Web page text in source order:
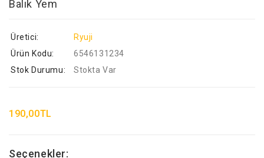
Balık Yem
Üretici:
Ryuji
Ürün Kodu:
6546131234
Stok Durumu:
Stokta Var
190,00TL
Seçenekler: